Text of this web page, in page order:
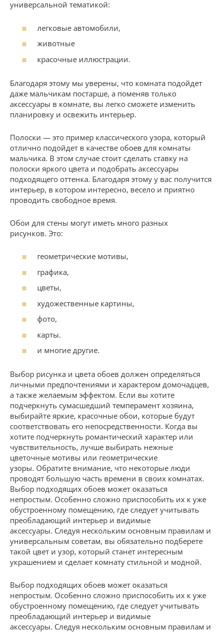
универсальной тематикой:
легковые автомобили,
животные
красочные иллюстрации.
Благодаря этому мы уверены, что комната подойдет
даже мальчикам постарше, а поменяв только
аксессуары в комнате, вы легко сможете изменить
планировку и освежить интерьер.
Полоски — это пример классического узора, который
отлично подойдет в качестве обоев для комнаты
мальчика. В этом случае стоит сделать ставку на
полоски яркого цвета и подобрать аксессуары
подходящего оттенка. Благодаря этому у вас получится
интерьер, в котором интересно, весело и приятно
проводить свободное время.
Обои для стены могут иметь много разных
рисунков. Это:
геометрические мотивы,
графика,
цветы,
художественные картины,
фото,
карты.
и многие другие.
Выбор рисунка и цвета обоев должен определяться
личными предпочтениями и характером домочадцев,
а также желаемым эффектом. Если вы хотите
подчеркнуть сумасшедший темперамент хозяина,
выбирайте яркие, красочные обои, которые будут
соответствовать его непосредственности. Когда вы
хотите подчеркнуть романтический характер или
чувствительность, лучше выбирать нежные
цветочные мотивы или геометрические
узоры. Обратите внимание, что некоторые люди
проводят большую часть времени в своих комнатах.
Выбор подходящих обоев может оказаться
непростым. Особенно сложно приспособить их к уже
обустроенному помещению, где следует учитывать
преобладающий интерьер и видимые
аксессуары. Следуя нескольким основным правилам и
универсальным советам, вы обязательно подберете
такой цвет и узор, который станет интересным
украшением и сделает комнату стильной и модной.
Выбор подходящих обоев может оказаться
непростым. Особенно сложно приспособить их к уже
обустроенному помещению, где следует учитывать
преобладающий интерьер и видимые
аксессуары. Следуя нескольким основным правилам и